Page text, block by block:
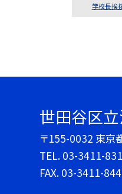
学校長挨
世田谷区
〒155-0032 東京
TEL. 03-3411-
FAX. 03-3411-